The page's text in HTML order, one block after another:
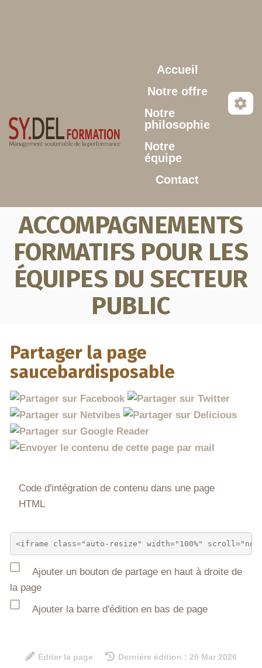
Accueil
Notre offre
Notre
philosophie
Notre
équipe
Contact
ACCOMPAGNEMENTS
FORMATIFS POUR LES
ÉQUIPES DU SECTEUR
PUBLIC
Partager la page
saucebardisposable
Code d'intégration de contenu dans une page
HTML
Ajouter un bouton de partage en haut à droite de
la page
Ajouter la barre d'édition en bas de page
Éditer la page
Dernière édition : 20 Mar 2026